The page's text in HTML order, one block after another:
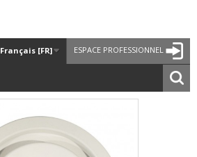
ESPACE PROFESSIONNEL
Français [FR]